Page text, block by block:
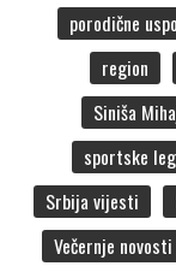
porodične
region
Siniša
sportske
Srbija vijesti
Večernje novosti